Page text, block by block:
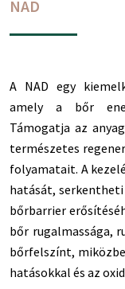
NAD
A NAD egy
amely a bőr
Támogatja az
természetes
folyamatait. A
hatását,
bőrbarrier
bőr rugalmassága,
bőrfelszínt,
hatásokkal és az